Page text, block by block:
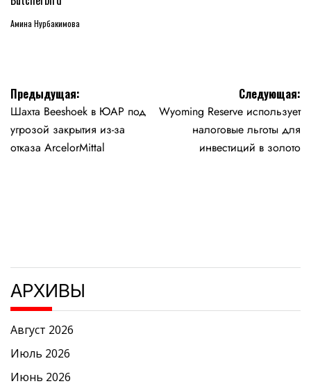
Амина Нурбакимова
Навигация
по
записям
Предыдущая:
Шахта Beeshoek в ЮАР под
угрозой закрытия из-за
отказа ArcelorMittal
Следующая:
Wyoming Reserve использует
налоговые льготы для
инвестиций в золото
АРХИВЫ
Август 2026
Июль 2026
Июнь 2026